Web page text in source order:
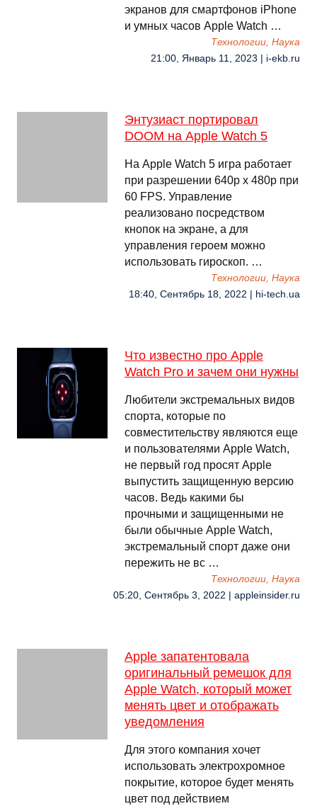
экранов для смартфонов iPhone
и умных часов Apple Watch …
Технологии, Наука
21:00, Январь 11, 2023 | i-ekb.ru
Энтузиаст портировал
DOOM на Apple Watch 5
На Apple Watch 5 игра работает
при разрешении 640p x 480p при
60 FPS. Управление
реализовано посредством
кнопок на экране, а для
управления героем можно
использовать гироскоп. …
Технологии, Наука
18:40, Сентябрь 18, 2022 | hi-tech.ua
Что известно про Apple
Watch Pro и зачем они нужны
Любители экстремальных видов
спорта, которые по
совместительству являются еще
и пользователями Apple Watch,
не первый год просят Apple
выпустить защищенную версию
часов. Ведь какими бы
прочными и защищенными не
были обычные Apple Watch,
экстремальный спорт даже они
пережить не вс …
Технологии, Наука
05:20, Сентябрь 3, 2022 | appleinsider.ru
Apple запатентовала
оригинальный ремешок для
Apple Watch, который может
менять цвет и отображать
уведомления
Для этого компания хочет
использовать электрохромное
покрытие, которое будет менять
цвет под действием